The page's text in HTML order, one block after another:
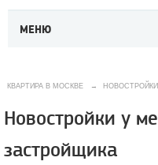
МЕНЮ
КВАРТИРА В МОСКВЕ →
Новостройки у
застройщика